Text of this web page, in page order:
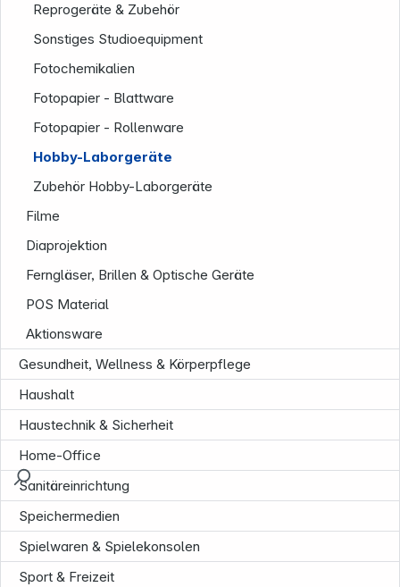
Reprogeräte & Zubehör
Sonstiges Studioequipment
Fotochemikalien
Fotopapier - Blattware
Fotopapier - Rollenware
Hobby-Laborgeräte
Zubehör Hobby-Laborgeräte
Filme
Diaprojektion
Ferngläser, Brillen & Optische Geräte
POS Material
Aktionsware
Gesundheit, Wellness & Körperpflege
Haushalt
Haustechnik & Sicherheit
Home-Office
Sanitäreinrichtung
Speichermedien
Spielwaren & Spielekonsolen
Sport & Freizeit